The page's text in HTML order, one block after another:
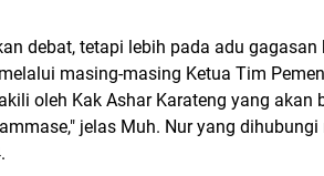
debat, tetapi lebih pada adu
masing-masing Ketua Tim
oleh Kak Ashar Karateng yang akan
jelas Muh. Nur yang